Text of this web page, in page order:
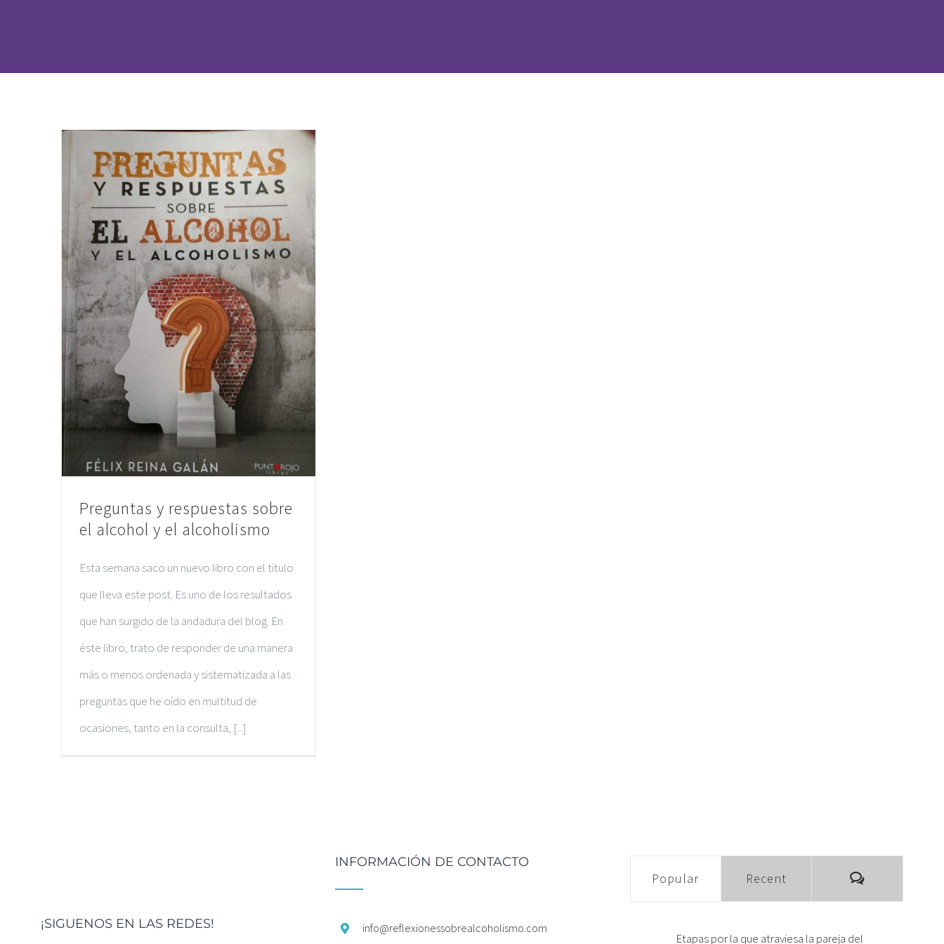
Preguntas y respuestas sobre
el alcohol y el alcoholismo
Esta semana saco un nuevo libro con el titulo
que lleva este post. Es uno de los resultados
que han surgido de la andadura del blog. En
éste libro, trato de responder de una manera
más o menos ordenada y sistematizada a las
preguntas que he oído en multitud de
ocasiones, tanto en la consulta, [...]
¡SIGUENOS EN LAS REDES!
INFORMACIÓN DE CONTACTO
info@reflexionessobrealcoholismo.com
Popular Recent Comments
Etapas por la que atraviesa la pareja del